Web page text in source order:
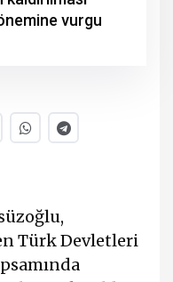
vurgu
Türk Devletleri